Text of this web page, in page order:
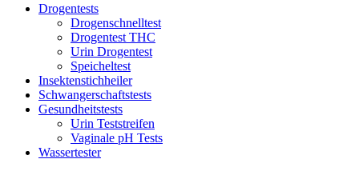
Drogentests
Drogenschnelltest
Drogentest THC
Urin Drogentest
Speicheltest
Insektenstichheiler
Schwangerschaftstests
Gesundheitstests
Urin Teststreifen
Vaginale pH Tests
Wassertester